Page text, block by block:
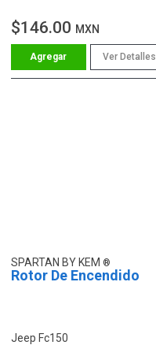
$146.00 MXN
Ver Detalles
SPARTAN BY KEM
Rotor De Encendido
Jeep Fc150